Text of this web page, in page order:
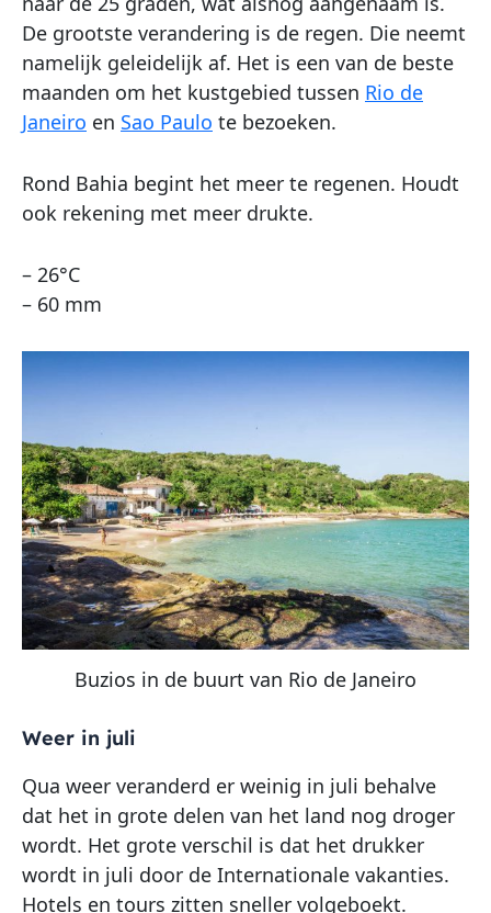
De grootste verandering is de regen. Die neemt
namelijk geleidelijk af. Het is een van de beste
maanden om het kustgebied tussen Rio de
Janeiro en Sao Paulo te bezoeken.
Rond Bahia begint het meer te regenen. Houdt
ook rekening met meer drukte.
– 26°C
– 60 mm
Buzios in de buurt van Rio de Janeiro
Weer in juli
Qua weer veranderd er weinig in juli behalve
dat het in grote delen van het land nog droger
wordt. Het grote verschil is dat het drukker
wordt in juli door de Internationale vakanties.
Hotels en tours zitten sneller volgeboekt.